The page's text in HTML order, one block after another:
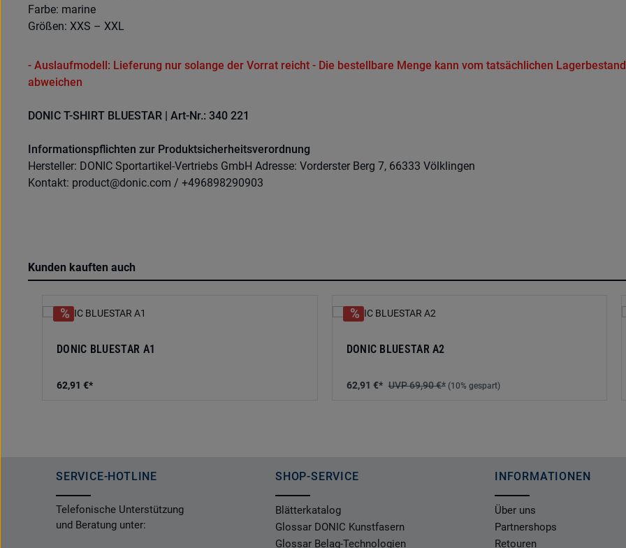
Farbe: marine
Größen: XXS – XXL
- Auslaufmodell: Lieferung nur solange der Vorrat reicht - Die bestellbare Menge kann vom tatsächlichen Lagerbestand
abweichen
DONIC T-SHIRT BLUESTAR | Art-Nr.: 340 221
Informationspflichten zur Produktsicherheitsverordnung
Hersteller: DONIC Sportartikel-Vertriebs GmbH Adresse: Vorderster Berg 7, 66333 Völklingen
Kontakt: product@donic.com / +496898290903
Kunden kauften auch
DONIC BLUESTAR A1
62,91 €*
DONIC BLUESTAR A2
62,91 €* 69,90 €* (10% gespart)
SERVICE-HOTLINE
Telefonische Unterstützung
und Beratung unter:
SHOP-SERVICE
Blätterkatalog
Glossar DONIC Kunstfasern
Glossar Belag-Technologien
INFORMATIONEN
Über uns
Partnershops
Retouren